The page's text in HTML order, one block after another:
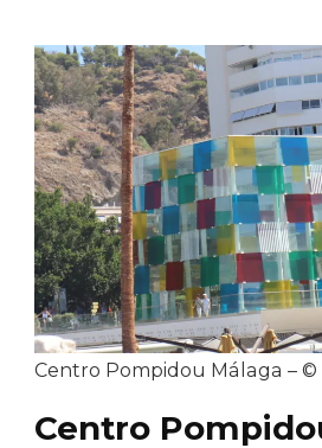
Centro Pompidou Málaga – ©
Centro